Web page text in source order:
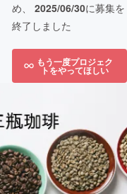
め、 2025/06/30に募集を
終了しました
もう一度プロジェク
トをやってほしい